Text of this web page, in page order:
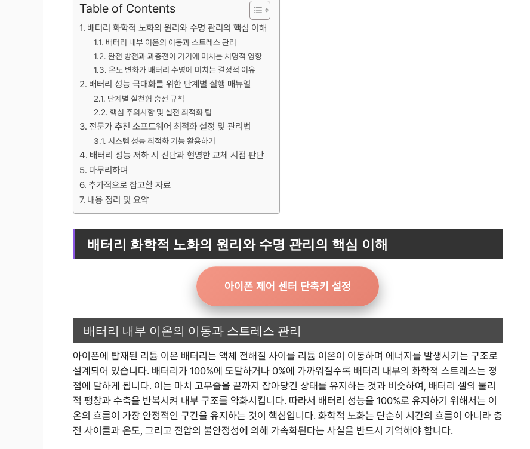
Table of Contents
배터리 화학적 노화의 원리와 수명 관리의 핵심 이해
배터리 내부 이온의 이동과 스트레스 관리
완전 방전과 과충전이 기기에 미치는 치명적 영향
온도 변화가 배터리 수명에 미치는 결정적 이유
배터리 성능 극대화를 위한 단계별 실행 매뉴얼
단계별 실천형 충전 규칙
핵심 주의사항 및 실전 최적화 팁
전문가 추천 소프트웨어 최적화 설정 및 관리법
시스템 성능 최적화 기능 활용하기
배터리 성능 저하 시 진단과 현명한 교체 시점 판단
마무리하며
추가적으로 참고할 자료
내용 정리 및 요약
배터리 화학적 노화의 원리와 수명 관리의 핵심 이해
아이폰 제어 센터 단축키 설정
배터리 내부 이온의 이동과 스트레스 관리
아이폰에 탑재된 리튬 이온 배터리는 액체 전해질 사이를 리튬 이온이 이동하며 에너지를 발생시키는 구조로
설계되어 있습니다. 배터리가 100%에 도달하거나 0%에 가까워질수록 배터리 내부의 화학적 스트레스는 정
점에 달하게 됩니다. 이는 마치 고무줄을 끝까지 잡아당긴 상태를 유지하는 것과 비슷하여, 배터리 셀의 물리
적 팽창과 수축을 반복시켜 내부 구조를 약화시킵니다. 따라서 배터리 성능을 100%로 유지하기 위해서는 이
온의 흐름이 가장 안정적인 구간을 유지하는 것이 핵심입니다. 화학적 노화는 단순히 시간의 흐름이 아니라 충
전 사이클과 온도, 그리고 전압의 불안정성에 의해 가속화된다는 사실을 반드시 기억해야 합니다.